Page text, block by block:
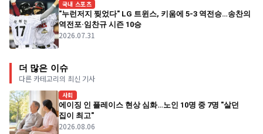
국내 스포츠
"누런저지 찢었다" LG 트윈스, 키움에 5-3 역전승…송찬의
역전포·임찬규 시즌 10승
2026.07.31
더 많은 이슈
다른 카테고리의 최신 기사
사회
에이징 인 플레이스 현상 심화…노인 10명 중 7명 "살던
집이 최고"
2026.08.06